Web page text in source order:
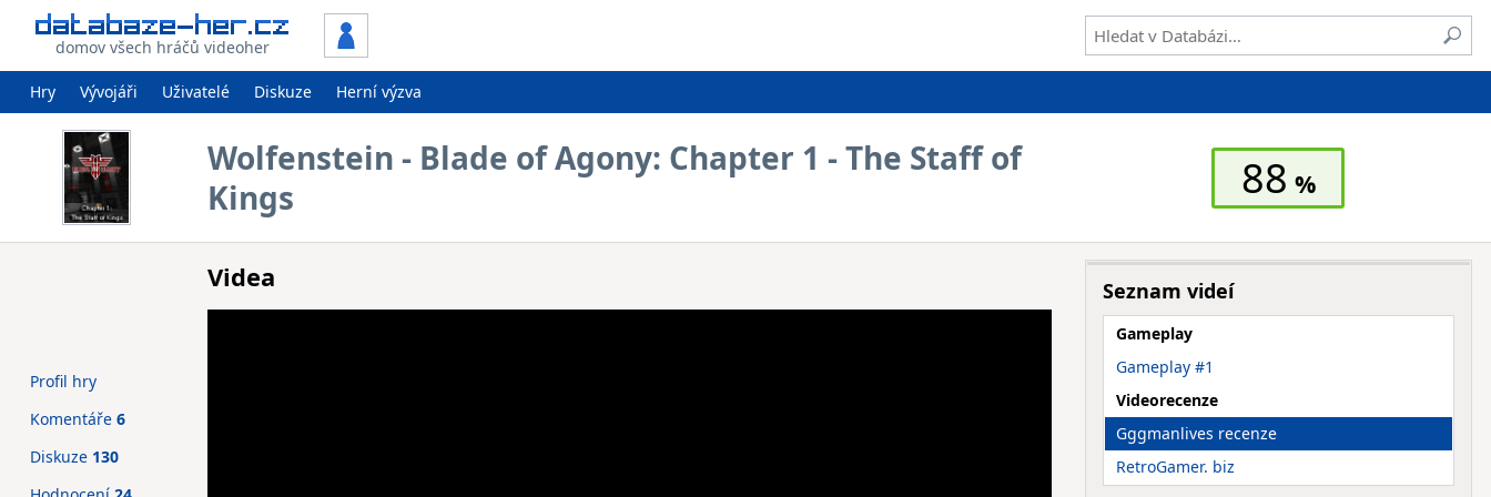
domov všech hráčů videoher
Hry Vývojáři Uživatelé Diskuze Herní výzva
Wolfenstein - Blade of Agony: Chapter 1 - The Staff of
Kings
88
Videa
Profil hry
Komentáře 6
Diskuze 130
Seznam videí
Gameplay
Gameplay #1
Videorecenze
Gggmanlives recenze
RetroGamer. biz